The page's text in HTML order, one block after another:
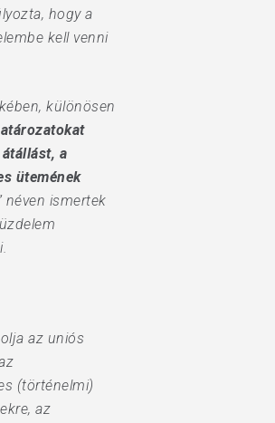
hogy a
kell venni
különösen
a
ütemének
néven ismertek
az uniós
(történelmi)
az